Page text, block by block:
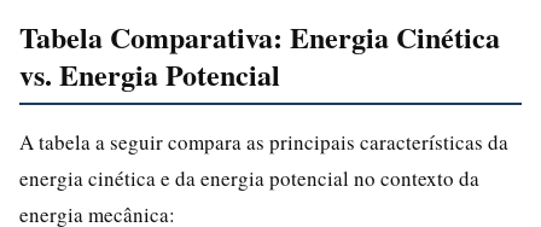
Tabela Comparativa: Energia Cinética
vs. Energia Potencial
A tabela a seguir compara as principais características da
energia cinética e da energia potencial no contexto da
energia mecânica: